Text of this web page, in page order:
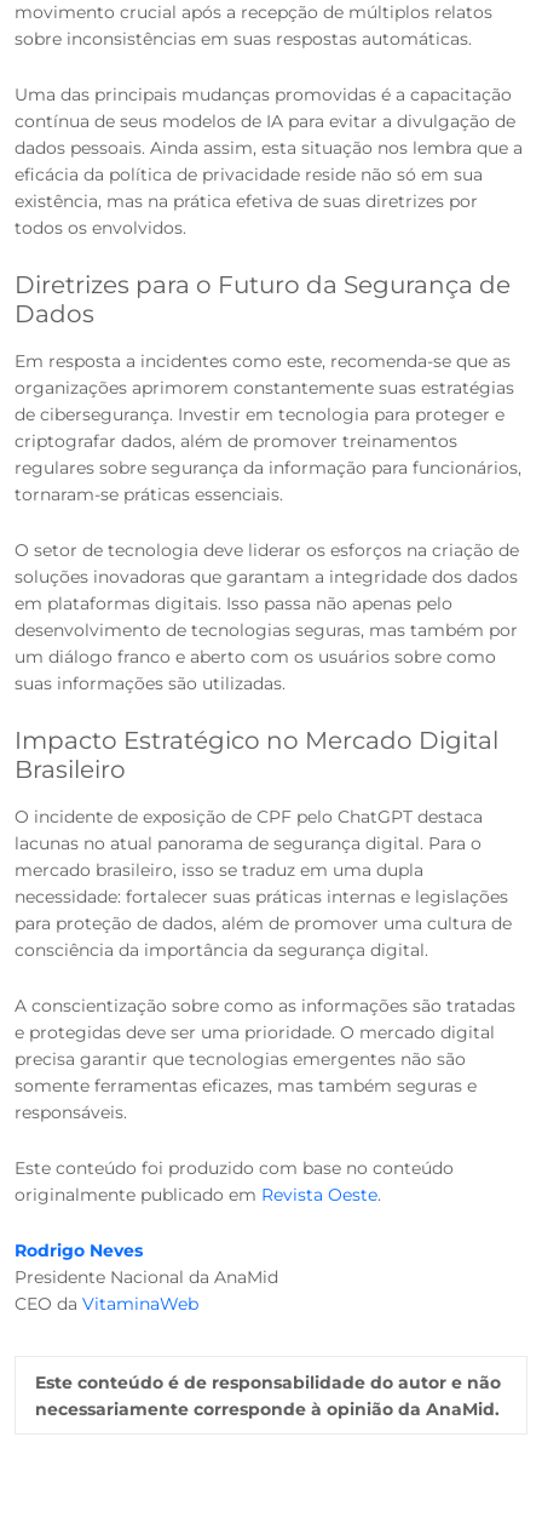
movimento crucial após a recepção de múltiplos relatos
sobre inconsistências em suas respostas automáticas.
Uma das principais mudanças promovidas é a capacitação
contínua de seus modelos de IA para evitar a divulgação de
dados pessoais. Ainda assim, esta situação nos lembra que a
eficácia da política de privacidade reside não só em sua
existência, mas na prática efetiva de suas diretrizes por
todos os envolvidos.
Diretrizes para o Futuro da Segurança de
Dados
Em resposta a incidentes como este, recomenda-se que as
organizações aprimorem constantemente suas estratégias
de cibersegurança. Investir em tecnologia para proteger e
criptografar dados, além de promover treinamentos
regulares sobre segurança da informação para funcionários,
tornaram-se práticas essenciais.
O setor de tecnologia deve liderar os esforços na criação de
soluções inovadoras que garantam a integridade dos dados
em plataformas digitais. Isso passa não apenas pelo
desenvolvimento de tecnologias seguras, mas também por
um diálogo franco e aberto com os usuários sobre como
suas informações são utilizadas.
Impacto Estratégico no Mercado Digital
Brasileiro
O incidente de exposição de CPF pelo ChatGPT destaca
lacunas no atual panorama de segurança digital. Para o
mercado brasileiro, isso se traduz em uma dupla
necessidade: fortalecer suas práticas internas e legislações
para proteção de dados, além de promover uma cultura de
consciência da importância da segurança digital.
A conscientização sobre como as informações são tratadas
e protegidas deve ser uma prioridade. O mercado digital
precisa garantir que tecnologias emergentes não são
somente ferramentas eficazes, mas também seguras e
responsáveis.
Este conteúdo foi produzido com base no conteúdo
originalmente publicado em Revista Oeste.
Rodrigo Neves
Presidente Nacional da AnaMid
CEO da VitaminaWeb
Este conteúdo é de responsabilidade do autor e não
necessariamente corresponde à opinião da AnaMid.